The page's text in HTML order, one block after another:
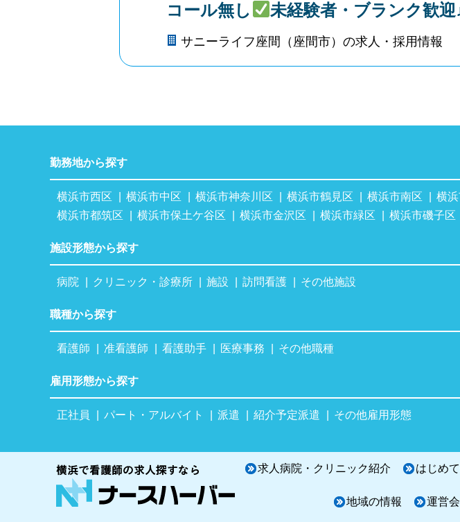
コール無し
未経験者・ブランク歓迎
サニーライフ座間（座間市）の求人・採用情報
勤務地から探す
横浜市西区 横浜市中区 横浜市神奈川区 横浜市鶴見区 横浜市南区 横
横浜市都筑区
横浜市保土ケ谷区 横浜市金沢区 横浜市緑区 横浜市磯子区
施設形態から探す
病院 クリニック・診療所 施設 訪問看護 その他施設
職種から探す
看護師 准看護師 看護助手 医療事務 その他職種
雇用形態から探す
正社員 パート・アルバイト 派遣 紹介予定派遣 その他雇用形態
求人病院・クリニック紹介 はじめ
地域の情報 運営